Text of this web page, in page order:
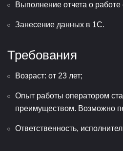
Выполнение отчета о
Занесение данных в 1С.
Требования
Возраст: от 23 лет;
Опыт работы оператором
преимуществом. Возможно
Ответственность,